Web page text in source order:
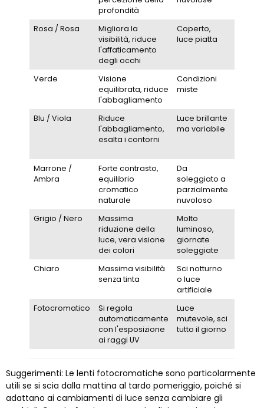
profondità
Rosa / Rosa
Migliora la
visibilità, riduce
l'affaticamento
degli occhi
Coperto,
luce piatta
Verde
Visione
equilibrata, riduce
l'abbagliamento
Condizioni
miste
Blu / Viola
Riduce
l'abbagliamento,
esalta i contorni
Luce brillante
ma variabile
Marrone /
Ambra
Forte contrasto,
equilibrio
cromatico
naturale
Da
soleggiato a
parzialmente
nuvoloso
Grigio / Nero
Massima
riduzione della
luce, vera visione
dei colori
Molto
luminoso,
giornate
soleggiate
Chiaro
Massima visibilità
senza tinta
Sci notturno
o luce
artificiale
Fotocromatico
Si regola
automaticamente
con l'esposizione
ai raggi UV
Luce
mutevole, sci
tutto il giorno
Suggerimenti: Le lenti fotocromatiche sono particolarmente
utili se si scia dalla mattina al tardo pomeriggio, poiché si
adattano ai cambiamenti di luce senza cambiare gli